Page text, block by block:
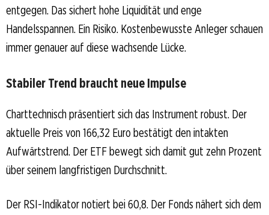
entgegen. Das sichert hohe Liquidität und enge
Handelsspannen. Ein Risiko. Kostenbewusste Anleger schauen
immer genauer auf diese wachsende Lücke.
Stabiler Trend braucht neue Impulse
Charttechnisch präsentiert sich das Instrument robust. Der
aktuelle Preis von 166,32 Euro bestätigt den intakten
Aufwärtstrend. Der ETF bewegt sich damit gut zehn Prozent
über seinem langfristigen Durchschnitt.
Der RSI-Indikator notiert bei 60,8. Der Fonds nähert sich dem